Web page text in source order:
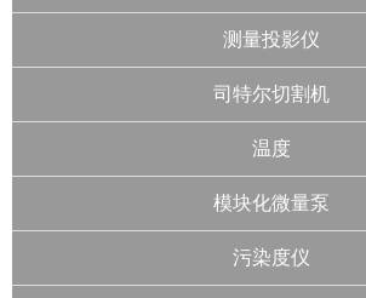
测量投影仪
司特尔切割机
温度
模块化微量泵
污染度仪